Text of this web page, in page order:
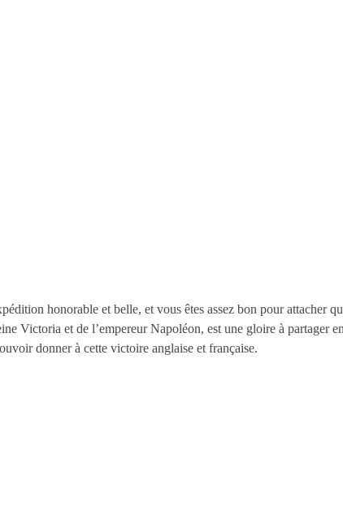
honorable et belle, et vous êtes assez bon pour attacher
Victoria et de l’empereur Napoléon, est une gloire à partager
donner à cette victoire anglaise et française.